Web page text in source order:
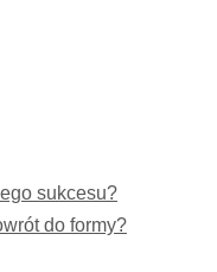
sukcesu?
do formy?